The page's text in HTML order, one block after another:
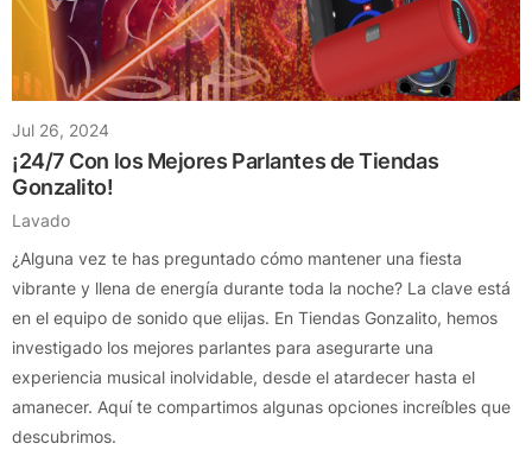
Jul 26, 2024
¡24/7 Con los Mejores Parlantes de Tiendas
Gonzalito!
Lavado
¿Alguna vez te has preguntado cómo mantener una fiesta
vibrante y llena de energía durante toda la noche? La clave está
en el equipo de sonido que elijas. En Tiendas Gonzalito, hemos
investigado los mejores parlantes para asegurarte una
experiencia musical inolvidable, desde el atardecer hasta el
amanecer. Aquí te compartimos algunas opciones increíbles que
descubrimos.